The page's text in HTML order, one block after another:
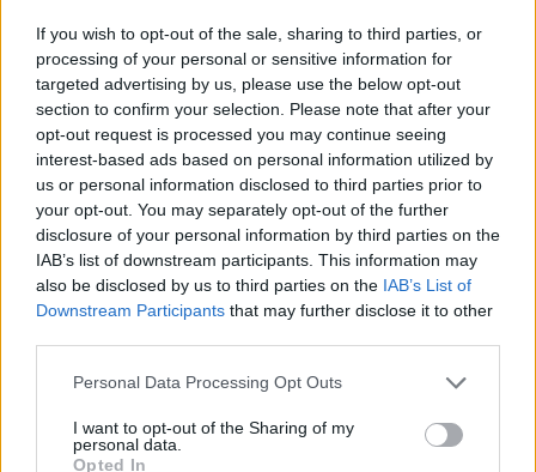
If you wish to opt-out of the sale, sharing to third parties, or
processing of your personal or sensitive information for
targeted advertising by us, please use the below opt-out
section to confirm your selection. Please note that after your
opt-out request is processed you may continue seeing
interest-based ads based on personal information utilized by
us or personal information disclosed to third parties prior to
your opt-out. You may separately opt-out of the further
disclosure of your personal information by third parties on the
IAB’s list of downstream participants. This information may
also be disclosed by us to third parties on the IAB’s List of
Downstream Participants that may further disclose it to other
Personal Data Processing Opt Outs
I want to opt-out of the Sharing of my
personal data.
Opted In
della Roma, potrebbe non riuscire a trovare
guizzi interessanti per mettersi in mostra.
Rimandato.
PINAMONTI- In fase calante, escluso a Cagliari
e in ombra col Bologna. La Lazio è in questo
momento tra gli avversari peggiori da affrontare
specie fuori casa: biancocelesti col dente
avvelenato dopo la sconfitta di San Siro e in
netta ripresa a livello difensivo.
RIGONI- Rapidità da vendere e buona tecnica di
base, tuttavia evitate slanci azzardati: la difesa
difficilmente sarà in grado di fare la differenza.